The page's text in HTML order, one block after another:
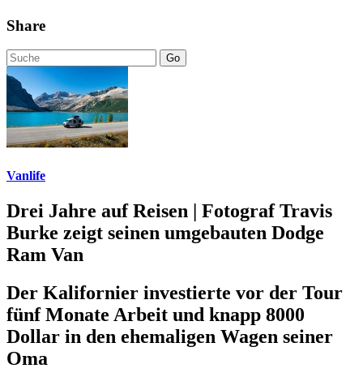
Share
Go
Vanlife
Drei Jahre auf Reisen | Fotograf Travis
Burke zeigt seinen umgebauten Dodge
Ram Van
Der Kalifornier investierte vor der Tour
fünf Monate Arbeit und knapp 8000
Dollar in den ehemaligen Wagen seiner
Oma